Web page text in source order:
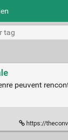
peuvent
https://